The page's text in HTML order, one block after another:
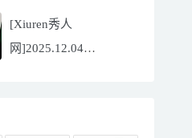
Well11[67P/745.99MB]
[Xiuren秀人
网]2025.12.04